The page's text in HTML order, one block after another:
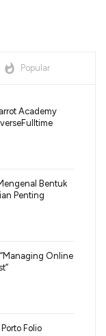
whatshot Popular
Academy
Bentuk
Penting
“Managing Online
Folio